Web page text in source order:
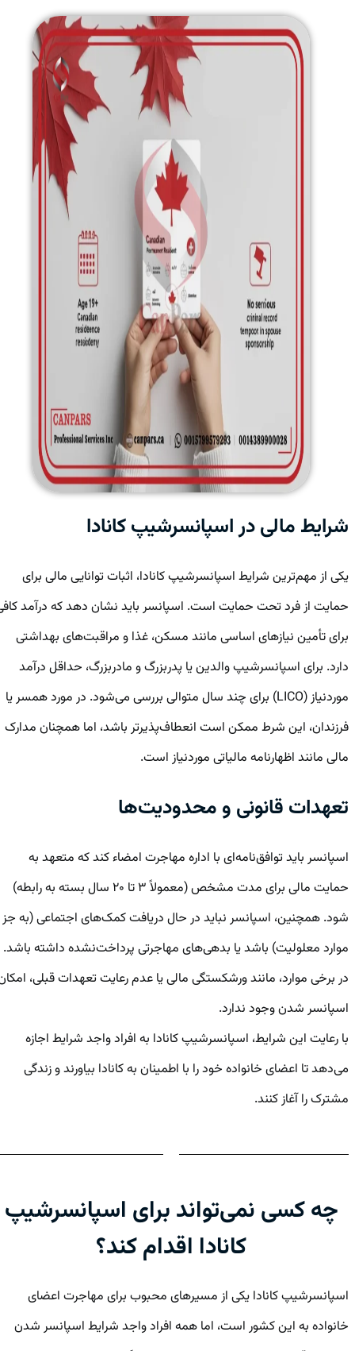
شرایط مالی در اسپانسرشیپ کانادا
یکی از مهم‌ترین شرایط اسپانسرشیپ کانادا، اثبات توانایی مالی برای
حمایت از فرد تحت حمایت است. اسپانسر باید نشان دهد که درآمد کافی
برای تأمین نیازهای اساسی مانند مسکن، غذا و مراقبت‌های بهداشتی
دارد. برای اسپانسرشیپ والدین یا پدربزرگ و مادربزرگ، حداقل درآمد
موردنیاز (LICO) برای چند سال متوالی بررسی می‌شود. در مورد همسر یا
فرزندان، این شرط ممکن است انعطاف‌پذیرتر باشد، اما همچنان مدارک
مالی مانند اظهارنامه مالیاتی موردنیاز است.
تعهدات قانونی و محدودیت‌ها
اسپانسر باید توافق‌نامه‌ای با اداره مهاجرت امضاء کند که متعهد به
حمایت مالی برای مدت مشخص (معمولاً ۳ تا ۲۰ سال بسته به رابطه)
شود. همچنین، اسپانسر نباید در حال دریافت کمک‌های اجتماعی (به جز
موارد معلولیت) باشد یا بدهی‌های مهاجرتی پرداخت‌نشده داشته باشد.
در برخی موارد، مانند ورشکستگی مالی یا عدم رعایت تعهدات قبلی، امکان
اسپانسر شدن وجود ندارد.
با رعایت این شرایط، اسپانسرشیپ کانادا به افراد واجد شرایط اجازه
می‌دهد تا اعضای خانواده خود را با اطمینان به کانادا بیاورند و زندگی
مشترک را آغاز کنند.
چه کسی نمی‌تواند برای اسپانسرشیپ
کانادا اقدام کند؟
اسپانسرشیپ کانادا یکی از مسیرهای محبوب برای مهاجرت اعضای
خانواده به این کشور است، اما همه افراد واجد شرایط اسپانسر شدن